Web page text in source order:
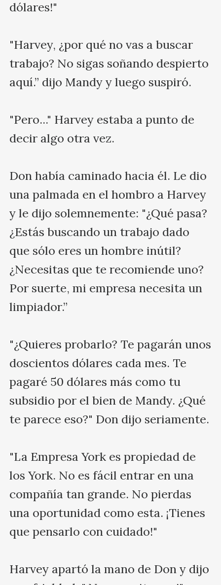
dólares!"
"Harvey, ¿por qué no vas a buscar
trabajo? No sigas soñando despierto
aquí.” dijo Mandy y luego suspiró.
"Pero..." Harvey estaba a punto de
decir algo otra vez.
Don había caminado hacia él. Le dio
una palmada en el hombro a Harvey
y le dijo solemnemente: "¿Qué pasa?
¿Estás buscando un trabajo dado
que sólo eres un hombre inútil?
¿Necesitas que te recomiende uno?
Por suerte, mi empresa necesita un
limpiador.”
"¿Quieres probarlo? Te pagarán unos
doscientos dólares cada mes. Te
pagaré 50 dólares más como tu
subsidio por el bien de Mandy. ¿Qué
te parece eso?" Don dijo seriamente.
"La Empresa York es propiedad de
los York. No es fácil entrar en una
compañía tan grande. No pierdas
una oportunidad como esta. ¡Tienes
que pensarlo con cuidado!"
Harvey apartó la mano de Don y dijo